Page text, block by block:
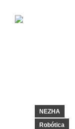
NEZHA
Robótica